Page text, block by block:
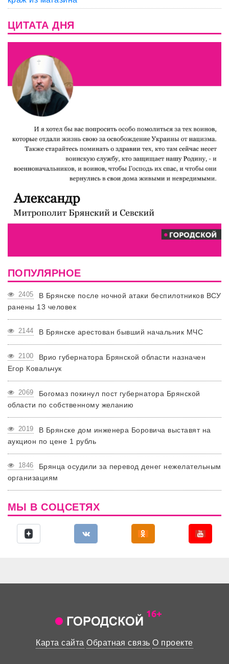
ЦИТАТА ДНЯ
ПОПУЛЯРНОЕ
2405
В Брянске после ночной атаки беспилотников ВСУ
ранены 13 человек
2144 В Брянске арестован бывший начальник МЧС
2100
Врио губернатора Брянской области назначен
Егор Ковальчук
2069
Богомаз покинул пост губернатора Брянской
области по собственному желанию
2019
В Брянске дом инженера Боровича выставят на
аукцион по цене 1 рубль
1846
Брянца осудили за перевод денег нежелательным
организациям
МЫ В СОЦСЕТЯХ
Карта сайта Обратная связь О проекте